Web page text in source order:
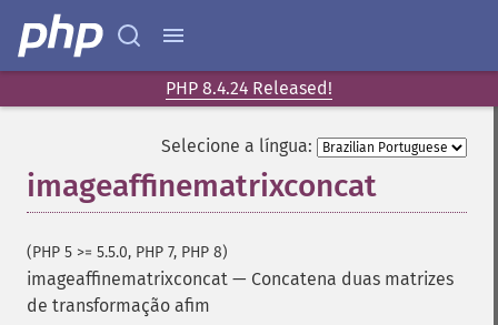
PHP 8.4.24 Released!
Selecione a língua:
imageaffinematrixconcat
(PHP 5 >= 5.5.0, PHP 7, PHP 8)
imageaffinematrixconcat — Concatena duas matrizes
de transformação afim